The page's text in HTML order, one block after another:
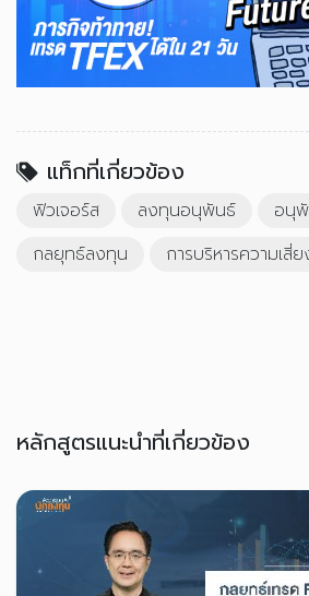
แท็กที่เกี่ยวข้อง
ฟิวเจอร์ส ลงทุนอนุพันธ์ อนุ
กลยุทธ์ลงทุน
การบริหารความเสี่ย
หลักสูตรแนะนำที่เกี่ยวข้อง